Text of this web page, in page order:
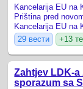
29 вести
+13
Zahtjev LDK-
sporazum sa